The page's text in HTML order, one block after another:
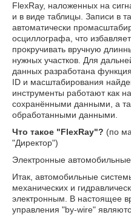
FlexRay, наложенных на
и в виде таблицы. Записи в
автоматически
осциллографа, что
прокручивать вручную
нужных участков. Для
данных разработана
ID и масштабирования
инструменты работают как
сохранёнными данными, а
обработанными данными.
Что такое "FlexRay"? (по
"Директор")
Электронные
Итак, автомобильные
механических и
электронным. В настоящее
управления "by-wire"